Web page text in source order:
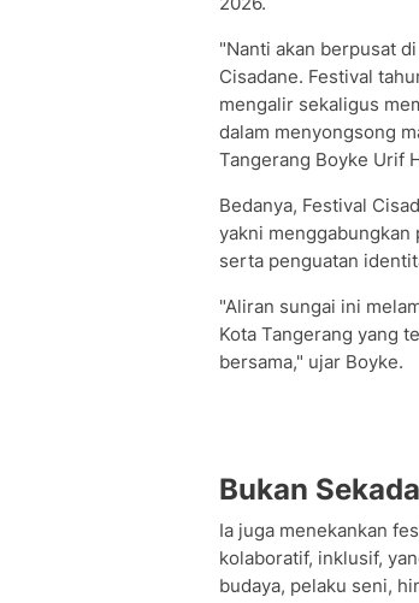
"Nanti akan berpusat
Cisadane. Festival
mengalir sekaligus
dalam menyongsong
Tangerang Boyke Urif
Bedanya, Festival
yakni menggabungkan
serta penguatan
"Aliran sungai ini
Kota Tangerang yang
bersama," ujar Boyke.
Bukan
Ia juga menekankan
kolaboratif, inklusif,
budaya, pelaku seni,